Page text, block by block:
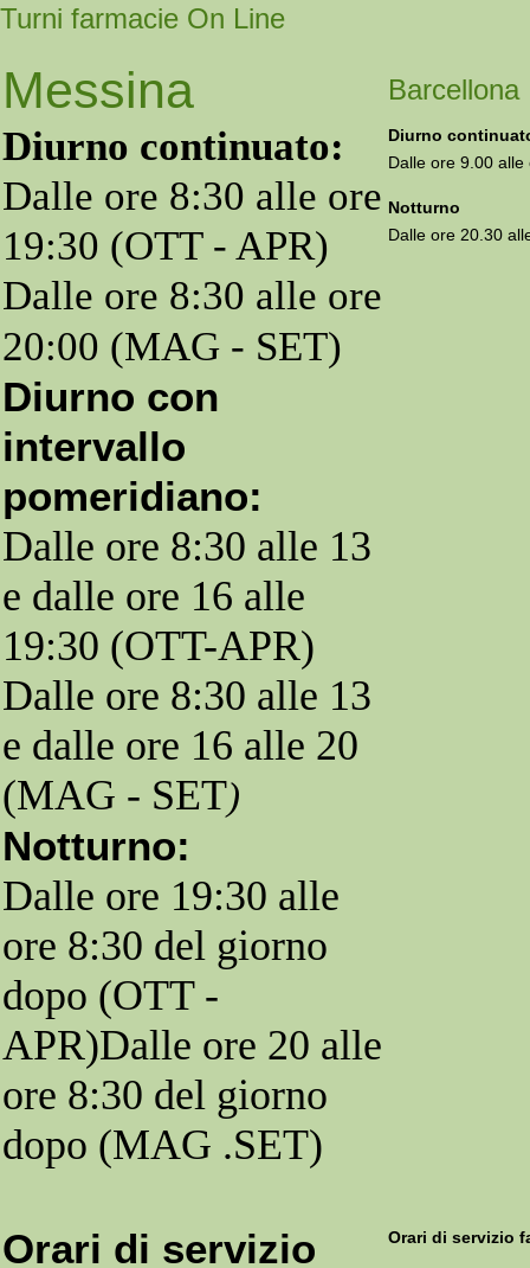
Turni farmacie On Line
Messina Barcellona
Diurno continuato:
Dalle ore 8:30 alle ore
19:30 (OTT - APR)
Dalle ore 8:30 alle ore
20:00 (MAG - SET)
Diurno con
intervallo
pomeridiano:
Dalle ore 8:30 alle 13
e dalle ore 16 alle
19:30 (OTT-APR)
Dalle ore 8:30 alle 13
e dalle ore 16 alle 20
(MAG - SET)
Notturno:
Dalle ore 19:30 alle
ore 8:30 del giorno
dopo (OTT -
APR)Dalle ore 20 alle
ore 8:30 del giorno
dopo (MAG .SET)
Diurno
Dalle ore 9.00 alle
Notturno
Dalle ore 20.30
Orari di servizio Orari di servizio